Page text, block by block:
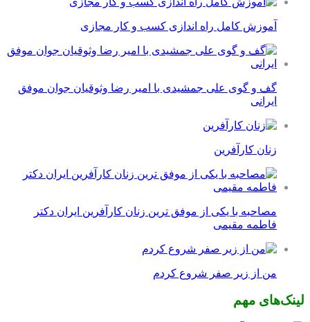
آموزش کامل راه اندازی کسب و کار مجازی
گف و گوی علی جمشیدی با امیر رضا وثوقیان جوان موفق
ایرانی
زنان کارآفرین
مصاحبه با یکی از موفق ترین زنان کارآفرین ایران دکتر
فاطمه مقیمی
من از زیر صفر شروع کردم
لینک‌های مهم